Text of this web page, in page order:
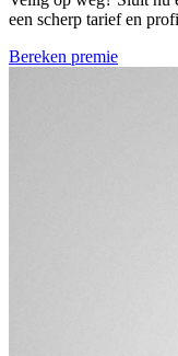
een scherp tarief en
Bereken premie